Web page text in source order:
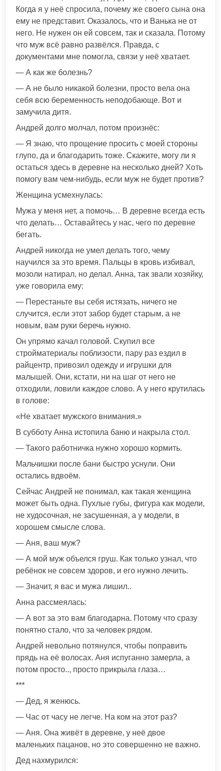
Когда я у неё спросила, почему же своего сына она
ему не представит. Оказалось, что и Ванька не от
него. Не нужен он ей совсем, так и сказала. Потому
что муж всё равно развёлся. Правда, с
документами мне помогла, связи у неё хватает.
— А как же болезнь?
— А не было никакой болезни, просто вела она
себя всю беременность неподобающе. Вот и
замучила дитя.
Андрей долго молчал, потом произнёс:
— Я знаю, что прощение просить с моей стороны
глупо, да и благодарить тоже. Скажите, могу ли я
остаться здесь в деревне на несколько дней? Хоть
помогу вам чем-нибудь, если муж не будет против?
Женщина усмехнулась:
Мужа у меня нет, а помочь… В деревне всегда есть
что делать… Оставайтесь у нас, чего по деревне
бегать.
Андрей никогда не умел делать того, чему
научился за это время. Пальцы в кровь избивал,
мозоли натирал, но делал. Анна, так звали хозяйку,
уже говорила ему:
— Перестаньте вы себя истязать, ничего не
случится, если этот забор будет старым, а не
новым, вам руки беречь нужно.
Он упрямо качал головой. Скупил все
стройматериалы поблизости, пару раз ездил в
райцентр, привозил одежду и игрушки для
малышей. Они, кстати, ни на шаг от него не
отходили, ловили каждое слово. А у него крутилась
в голове:
«Не хватает мужского внимания.»
В субботу Анна истопила баню и накрыла стол.
— Такого работничка нужно хорошо кормить.
Мальчишки после бани быстро уснули. Они
остались вдвоём.
Сейчас Андрей не понимал, как такая женщина
может быть одна. Пухлые губы, фигура как модели,
не худосочная, не засушенная, а у модели, в
хорошем смысле слова.
— Аня, ваш муж?
— А мой муж объелся груш. Как только узнал, что
ребёнок не совсем здоров, и его нужно лечить.
— Значит, я вас и мужа лишил..
Анна рассмеялась:
— А вот за это вам благодарна. Потому что сразу
понятно стало, что за человек рядом.
Андрей невольно потянулся, чтобы поправить
прядь на её волосах. Аня испуганно замерла, а
потом просто.., просто прикрыла глаза…
***
— Дед, я женюсь.
— Час от часу не легче. На ком на этот раз?
— Аня. Она живёт в деревне, у неё двое
маленьких пацанов, но это совершенно не важно.
Дед нахмурился: